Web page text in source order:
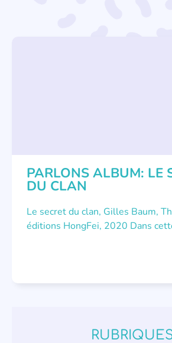
PARLONS ALBUM: LE
DU CLAN
Le secret du clan, Gilles Baum,
éditions HongFei, 2020 Dans